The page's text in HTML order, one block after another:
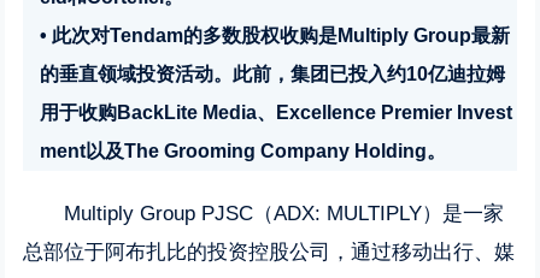
• 此次对Tendam的多数股权收购是Multiply Group最新
的垂直领域投资活动。此前，集团已投入约10亿迪拉姆
用于收购BackLite Media、Excellence Premier Invest
ment以及The Grooming Company Holding。
Multiply Group PJSC（ADX: MULTIPLY）是一家
总部位于阿布扎比的投资控股公司，通过移动出行、媒